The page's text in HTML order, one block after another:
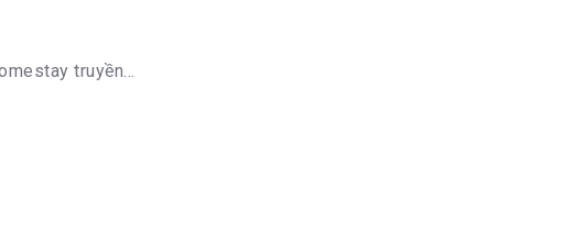
truyền...